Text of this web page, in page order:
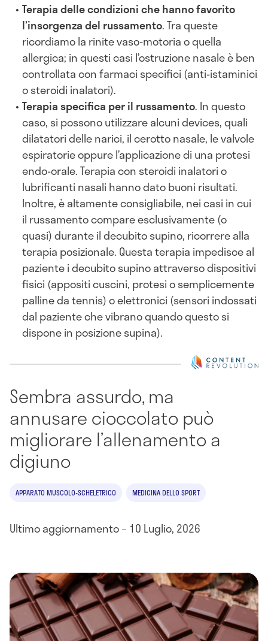
Terapia delle condizioni che hanno favorito
l’insorgenza del russamento. Tra queste
ricordiamo la rinite vaso-motoria o quella
allergica; in questi casi l’ostruzione nasale è ben
controllata con farmaci specifici (anti-istaminici
o steroidi inalatori).
Terapia specifica per il russamento. In questo
caso, si possono utilizzare alcuni devices, quali
dilatatori delle narici, il cerotto nasale, le valvole
espiratorie oppure l’applicazione di una protesi
endo-orale. Terapia con steroidi inalatori o
lubrificanti nasali hanno dato buoni risultati.
Inoltre, è altamente consigliabile, nei casi in cui
il russamento compare esclusivamente (o
quasi) durante il decubito supino, ricorrere alla
terapia posizionale. Questa terapia impedisce al
paziente i decubito supino attraverso dispositivi
fisici (appositi cuscini, protesi o semplicemente
palline da tennis) o elettronici (sensori indossati
dal paziente che vibrano quando questo si
dispone in posizione supina).
Sembra assurdo, ma
annusare cioccolato può
migliorare l’allenamento a
digiuno
APPARATO MUSCOLO-SCHELETRICO MEDICINA DELLO SPORT
Ultimo aggiornamento – 10 Luglio, 2026